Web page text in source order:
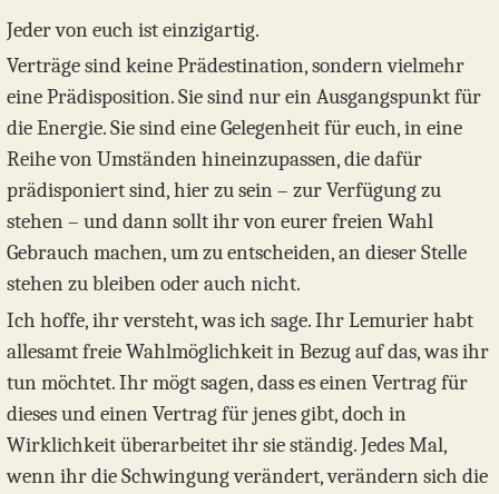
Jeder von euch ist einzigartig.
Verträge sind keine Prädestination, sondern vielmehr
eine Prädisposition. Sie sind nur ein Ausgangspunkt für
die Energie. Sie sind eine Gelegenheit für euch, in eine
Reihe von Umständen hineinzupassen, die dafür
prädisponiert sind, hier zu sein – zur Verfügung zu
stehen – und dann sollt ihr von eurer freien Wahl
Gebrauch machen, um zu entscheiden, an dieser Stelle
stehen zu bleiben oder auch nicht.
Ich hoffe, ihr versteht, was ich sage. Ihr Lemurier habt
allesamt freie Wahlmöglichkeit in Bezug auf das, was ihr
tun möchtet. Ihr mögt sagen, dass es einen Vertrag für
dieses und einen Vertrag für jenes gibt, doch in
Wirklichkeit überarbeitet ihr sie ständig. Jedes Mal,
wenn ihr die Schwingung verändert, verändern sich die